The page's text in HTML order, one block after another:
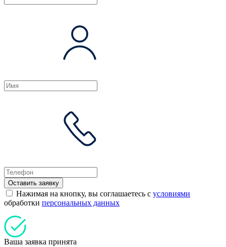
Оставить заявку
Нажимая на кнопку, вы соглашаетесь с условиями
обработки персональных данных
Ваша заявка принята